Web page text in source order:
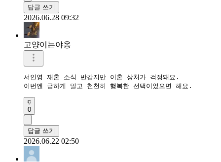
답글 쓰기
2026.06.28 09:32
고양이는야옹
서인영 재혼 소식 반갑지만 이혼 상처가 걱정돼요.
이번엔 급하게 말고 천천히 행복한 선택이었으면 해요.
0
답글 쓰기
2026.06.22 02:50